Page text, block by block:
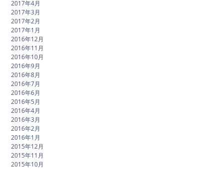
2017年4月
2017年3月
2017年2月
2017年1月
2016年12月
2016年11月
2016年10月
2016年9月
2016年8月
2016年7月
2016年6月
2016年5月
2016年4月
2016年3月
2016年2月
2016年1月
2015年12月
2015年11月
2015年10月